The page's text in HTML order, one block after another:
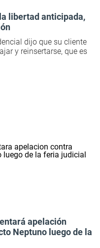
libertad anticipada,
dijo que su cliente
y reinsertarse, que es
apelación
Neptuno luego de la